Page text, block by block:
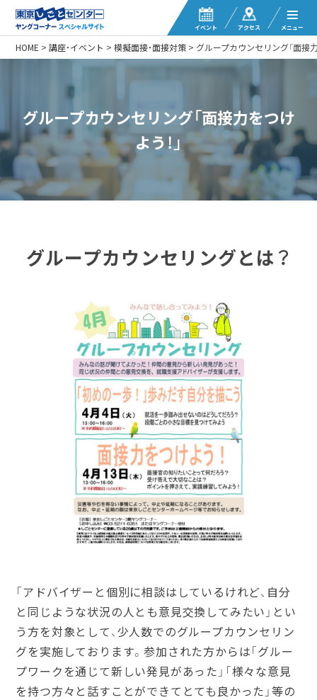
イベント アクセス メニュー
HOME >講座・イベント >模擬面接・面接対策 > グループカウンセリング「面接
グループカウンセリング「面接力をつけ
よう！」
グループカウンセリングとは？
「アドバイザーと個別に相談はしているけれど、自分
と同じような状況の人とも意見交換してみたい」とい
う方を対象として、少人数でのグループカウンセリン
グを実施しております。参加された方からは「グルー
プワークを通じて新しい発見があった」「様々な意見
を持つ方々と話すことができてとても良かった」等の